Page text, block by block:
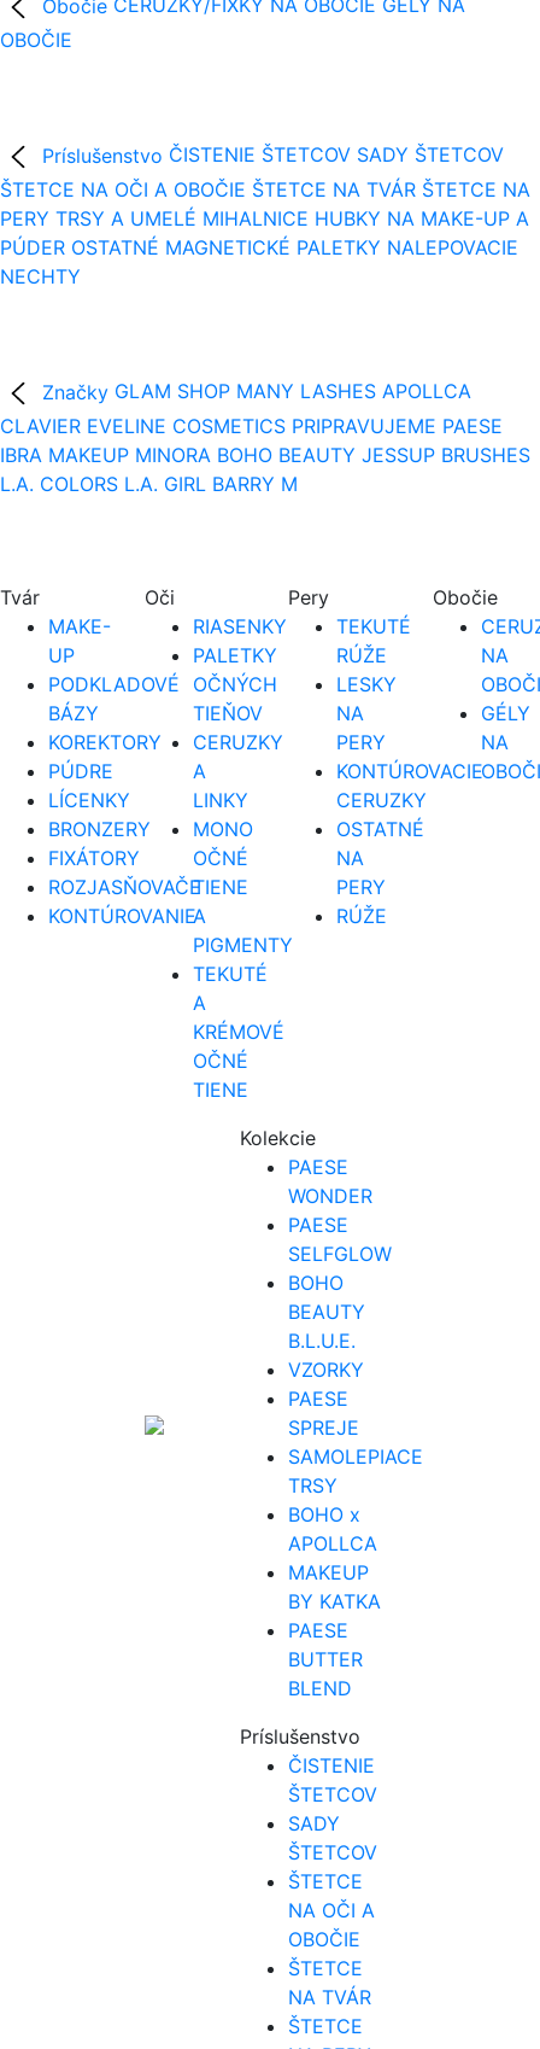
Obočie CERUZKY/FIXKY NA OBOČIE GÉLY NA
OBOČIE
Príslušenstvo ČISTENIE ŠTETCOV SADY ŠTETCOV
ŠTETCE NA OČI A OBOČIE ŠTETCE NA TVÁR ŠTETCE NA
PERY TRSY A UMELÉ MIHALNICE HUBKY NA MAKE-UP A
PÚDER OSTATNÉ MAGNETICKÉ PALETKY NALEPOVACIE
NECHTY
Značky GLAM SHOP MANY LASHES APOLLCA
CLAVIER EVELINE COSMETICS PRIPRAVUJEME PAESE
IBRA MAKEUP MINORA BOHO BEAUTY JESSUP BRUSHES
L.A. COLORS L.A. GIRL BARRY M
Tvár
MAKE-
UP
PODKLADOVÉ
BÁZY
KOREKTORY
PÚDRE
LÍCENKY
BRONZERY
FIXÁTORY
ROZJASŇOVAČE
KONTÚROVANIE
Oči
RIASENKY
PALETKY
OČNÝCH
TIEŇOV
CERUZKY
A
LINKY
MONO
OČNÉ
TIENE
A
PIGMENTY
TEKUTÉ
A
KRÉMOVÉ
OČNÉ
TIENE
Pery
TEKUTÉ
RÚŽE
LESKY
NA
PERY
KONTÚROVACIE
CERUZKY
OSTATNÉ
NA
PERY
RÚŽE
Obočie
NA
GÉLY
NA
Kolekcie
PAESE
WONDER
PAESE
SELFGLOW
BOHO
BEAUTY
B.L.U.E.
VZORKY
PAESE
SPREJE
SAMOLEPIACE
TRSY
BOHO x
APOLLCA
MAKEUP
BY KATKA
PAESE
BUTTER
BLEND
Príslušenstvo
ČISTENIE
ŠTETCOV
SADY
ŠTETCOV
ŠTETCE
NA OČI A
OBOČIE
ŠTETCE
NA TVÁR
ŠTETCE